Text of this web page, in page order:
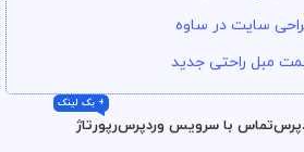
سایت در ساوه
مبل راحتی جدید
تماس با سرویس وردپرسرپورتاژ
+ بک لینک